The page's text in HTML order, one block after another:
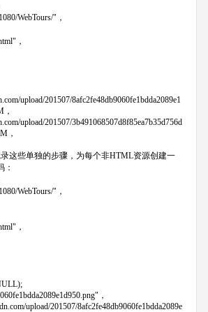
WebTours/"，
，
upload/201507/8afc2fe48db9060fe1bdda2089e1
upload/201507/3b491068507d8f85ea7b35d756d
，
些单独的步骤，为每个非HTML资源创建一
：
WebTours/"，
，
，
upload/201507/8afc2fe48db9060fe1bdda2089e